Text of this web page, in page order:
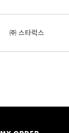
㈜ 스타럭스